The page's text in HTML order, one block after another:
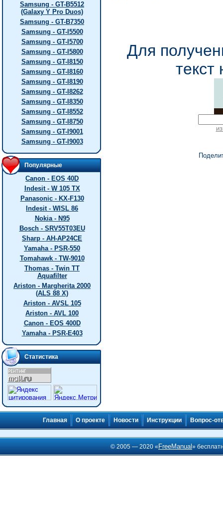
Samsung - GT-B5512
(Galaxy Y Pro Duos)
Samsung - GT-B7350
Samsung - GT-I5500
Samsung - GT-I5700
Samsung - GT-I5800
Samsung - GT-I8150
Samsung - GT-I8160
Samsung - GT-I8190
Samsung - GT-I8262
Samsung - GT-I8350
Samsung - GT-I8552
Samsung - GT-I8750
Samsung - GT-I9001
Samsung - GT-I9003
Популярные
Canon - EOS 40D
Indesit - W 105 TX
Panasonic - KX-F130
Indesit - WISL 86
Nokia - N95
Bosch - SRV55T03EU
Sharp - AH-AP24CE
Yamaha - PSR-550
Tomahawk - TW-9010
Thomas - Twin TT
Aquafilter
Ariston - Margherita 2000
(ALS 88 X)
Ariston - AVSL 105
Ariston - AVL 100
Canon - EOS 400D
Yamaha - PSR-E403
Статистика
Для
текст
Главная О проекте Новости Инструкции Вопрос-
© 2005 — 2020 « FreeManual»